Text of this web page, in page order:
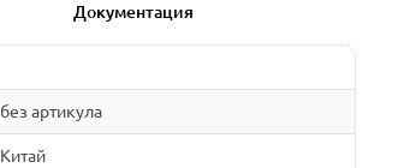
Документация
без артикула
Китай